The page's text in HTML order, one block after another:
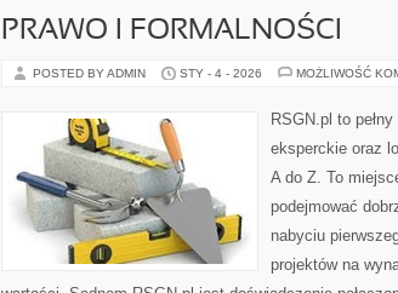
PRAWO I FORMALNOŚCI
POSTED BY ADMIN STY - 4 - 2026 MOŻLIWOŚĆ
RSGN.pl to
eksperckie oraz
A do Z. To
podejmować
nabyciu
projektów na